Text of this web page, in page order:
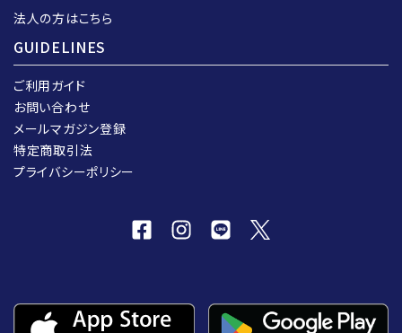
法人の方はこちら
GUIDELINES
ご利用ガイド
お問い合わせ
メールマガジン登録
特定商取引法
プライバシーポリシー